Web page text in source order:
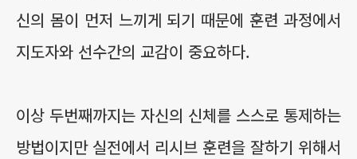
신의 몸이 먼저 느끼게 되기 때문에 훈련 과정에서
지도자와 선수간의 교감이 중요하다.
이상 두번째까지는 자신의 신체를 스스로 통제하는
방법이지만 실전에서 리시브 훈련을 잘하기 위해서